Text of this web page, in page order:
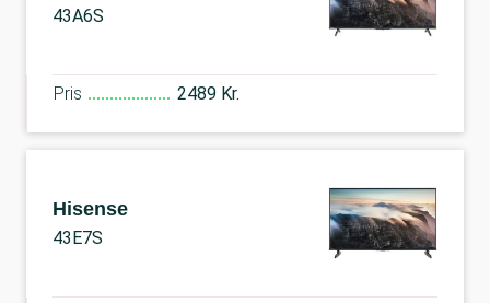
43A6S
Pris 2489 Kr.
Hisense
43E7S